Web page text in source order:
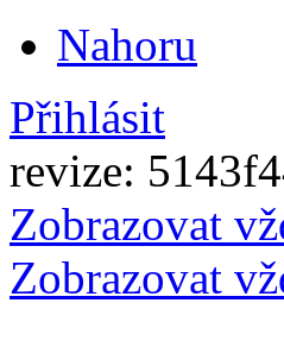
Nahoru
Přihlásit
revize:
Zobrazovat
Zobrazovat